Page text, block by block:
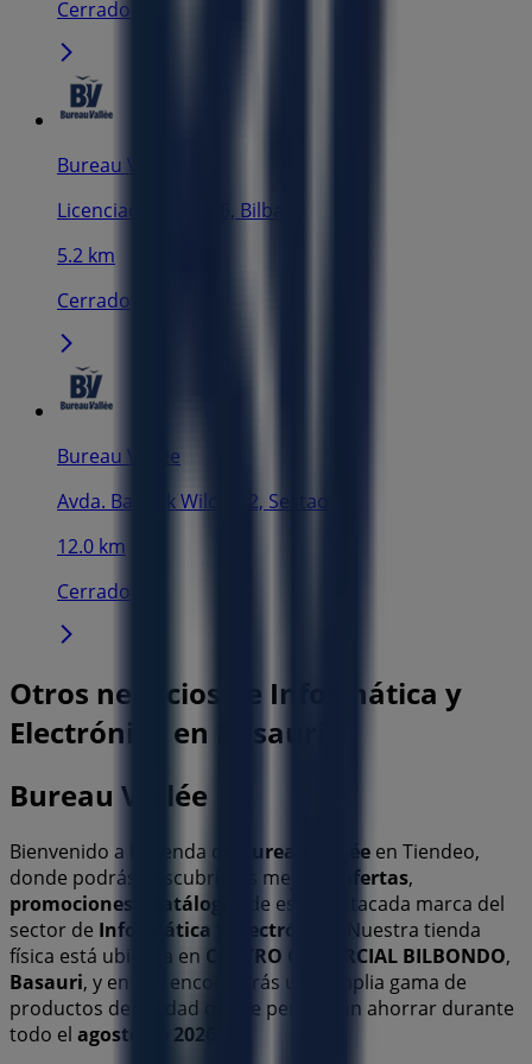
Cerrado
Bureau Vallée
Licenciado Poza, 46, Bilbao
5.2 km
Cerrado
Bureau Vallée
Avda. Babcok Wilcox, 2, Sestao
12.0 km
Cerrado
Otros negocios de Informática y
Electrónica en Basauri
Bureau Vallée
Bienvenido a la tienda de Bureau Vallée en Tiendeo,
donde podrás descubrir las mejores
ofertas,
promociones
catálogos
de esta destacada marca del
sector de Informática y Electrónica
. Nuestra tienda
física está ubicada en CENTRO COMERCIAL BILBONDO,
Basauri, y en ella encontrarás una amplia gama de
productos de calidad que te permitirán ahorrar durante
todo el agosto de 2026